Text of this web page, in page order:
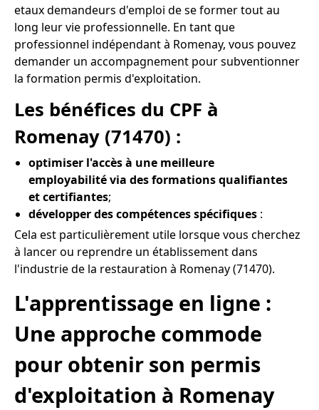
etaux demandeurs d'emploi de se former tout au
long leur vie professionnelle. En tant que
professionnel indépendant à Romenay, vous pouvez
demander un accompagnement pour subventionner
la formation permis d'exploitation.
Les bénéfices du CPF à
Romenay (71470) :
optimiser l'accès à une meilleure
employabilité via des formations qualifiantes
et certifiantes;
développer des compétences spécifiques :
Cela est particulièrement utile lorsque vous cherchez
à lancer ou reprendre un établissement dans
l'industrie de la restauration à Romenay (71470).
L'apprentissage en ligne :
Une approche commode
pour obtenir son permis
d'exploitation à Romenay